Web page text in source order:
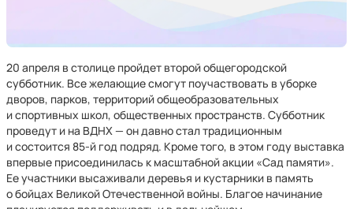
20 апреля в столице пройдет второй общегородской
субботник. Все желающие смогут поучаствовать в уборке
дворов, парков, территорий общеобразовательных
и спортивных школ, общественных пространств. Субботник
проведут и на ВДНХ — он давно стал традиционным
и состоится 85-й год подряд. Кроме того, в этом году выставка
впервые присоединилась к масштабной акции «Сад памяти».
Ее участники высаживали деревья и кустарники в память
о бойцах Великой Отечественной войны. Благое начинание